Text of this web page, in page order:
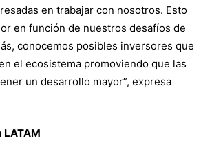
en trabajar con nosotros. Esto
en función de nuestros desafíos de
conocemos posibles inversores que
el ecosistema promoviendo que las
un desarrollo mayor”, expresa
LATAM